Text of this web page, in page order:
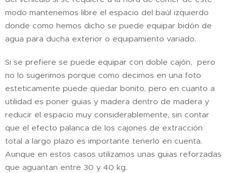
modo mantenemos libre el espacio del baúl izquierdo
donde como hemos dicho se puede equipar bidón de
agua para ducha exterior o equipamiento variado.
Si se prefiere se puede equipar con doble cajón, pero
no lo sugerimos porque como decimos en una foto
esteticamente puede quedar bonito, pero en cuanto a
utilidad es poner guias y madera dentro de madera y
reducir el espacio muy considerablemente, sin contar
que el efecto palanca de los cajones de extracción
total a largo plazo es importante tenerlo en cuenta.
Aunque en estos casos utilizamos unas guias reforzadas
que aguantan entre 30 y 40 kg.